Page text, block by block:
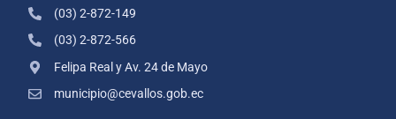
(03) 2-872-149
(03) 2-872-566
Felipa Real y Av. 24 de Mayo
municipio@cevallos.gob.ec